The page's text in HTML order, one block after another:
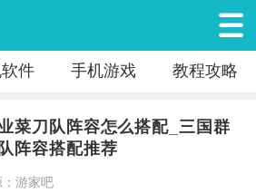
件 手机游戏 教程攻略
菜刀队阵容怎么搭配_三国群
阵容搭配推荐
：游家吧